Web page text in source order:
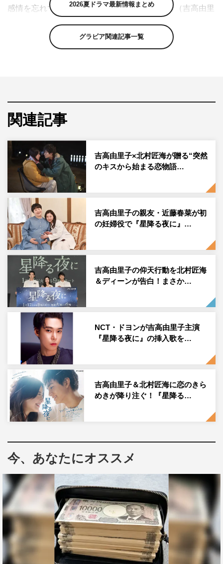
感情を忘れて孤独に生きる産婦人科医・雪宮鈴（吉高由里
士・柊一星（北村匠海）という、命のはじまりと終わりを
つかさどる対照的な2人が、星降る夜の出会いを機に、世
1月17日、開始1分半での突然のキスと共に描かれた鈴と
一星の出逢いで幕を開けるや、鮮烈なときめき展開で瞬く
間に視聴者の心を奪い、放送中盤以降は
ド1位にもランクイン。第1話の
数が、1月17 日夜から22 日までの6日間で255万回を突破と
驚異のスピードで、テレビ朝日歴代最速記録を樹立した。
衝撃的な恋のはじまりはもちろん、
歳の新人ドクター・
佐々木深夜（ディーン・フジオカ）の愛らしいポンコツぶ
りにハマる視聴者が続出。鈴に「おいで」と言われてオロ
オロ後をついていくシーンでは、「ついていくおディーン
犬すぎる」「しつけされてるワンコ」と、ディーンが見せ
る新たな一面が大きな話題を呼んだ。
さらに、ただ胸キュンするだけでなく、涙する視聴者も続
出。鈴は、自身の母親・愛子（岸本加世子）を突然亡く
し、遺品整理士として母親の遺品を整理した一星と再会。
一星が、鈴や依頼人たちに「孤独死だから寂しかったと決
めつけるのは違う」と伝えるシーンでは、人が生きること
と死ぬことに優しく寄り添う、一星の価値観に称賛の声が
上がった。
また、吉高の親友・近藤春菜（ハリセンボン）が汗だくで
熱演した「おかあさーん！」と絶叫しながらの出産シーン
では、「笑えるのに泣けるのずるい」という声が。大石静
いあり涙あり…感情が大忙し とってもすてきでした」
「ほんとに神作。来週が待てない」など、熱い声があふれ
ている。
2026夏ドラマ最新情報まとめ
グラビア関連記事一覧
関連記事
吉高由里子×北村匠海が贈る“突然
のキスから始まる恋物語…
吉高由里子の親友・近藤春菜が初
の妊婦役で『星降る夜に』…
吉高由里子の仰天行動を北村匠海
＆ディーンが告白！まさか…
NCT・ドヨンが吉高由里子主演
『星降る夜に』の挿入歌を…
吉高由里子＆北村匠海に恋のきら
めきが降り注ぐ！『星降る…
今、あなたにオススメ